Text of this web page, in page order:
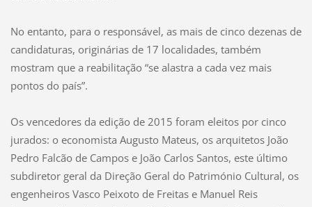
No entanto, para o responsável, as mais de cinco dezenas de
candidaturas, originárias de 17 localidades, também
mostram que a reabilitação “se alastra a cada vez mais
pontos do país”.
Os vencedores da edição de 2015 foram eleitos por cinco
jurados: o economista Augusto Mateus, os arquitetos João
Pedro Falcão de Campos e João Carlos Santos, este último
subdiretor geral da Direção Geral do Património Cultural, os
engenheiros Vasco Peixoto de Freitas e Manuel Reis